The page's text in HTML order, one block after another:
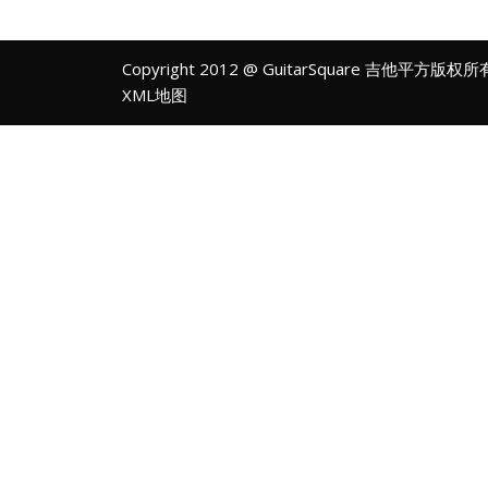
Copyright 2012 @ GuitarSquare 吉他平方版权所
XML地图